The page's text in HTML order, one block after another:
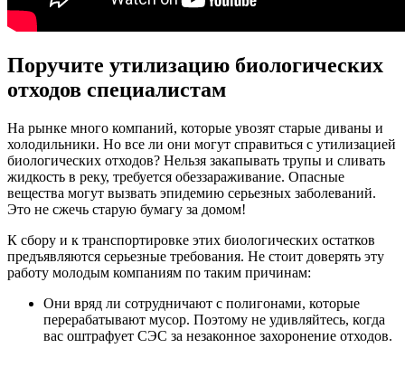
Поручите утилизацию биологических
отходов специалистам
На рынке много компаний, которые увозят старые диваны и
холодильники. Но все ли они могут справиться с утилизацией
биологических отходов? Нельзя закапывать трупы и сливать
жидкость в реку, требуется обеззараживание. Опасные
вещества могут вызвать эпидемию серьезных заболеваний.
Это не сжечь старую бумагу за домом!
К сбору и к транспортировке этих биологических остатков
предъявляются серьезные требования. Не стоит доверять эту
работу молодым компаниям по таким причинам:
Они вряд ли сотрудничают с полигонами, которые
перерабатывают мусор. Поэтому не удивляйтесь, когда
вас оштрафует СЭС за незаконное захоронение отходов.